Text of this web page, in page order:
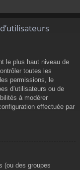
le plus haut niveau de
toutes les
permissions, le
d’utilisateurs ou de
à modérer
effectuée par
(ou des groupes